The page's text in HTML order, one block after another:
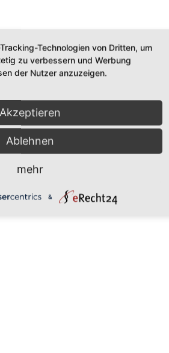
Technologien von Dritten, um
zu verbessern und Werbung
der Nutzer anzuzeigen.
Akzeptieren
Ablehnen
mehr
&